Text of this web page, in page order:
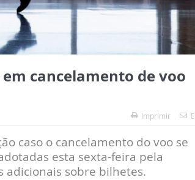
cancelamento de voo
Imprimir
caso o cancelamento do voo se
esta sexta-feira pela
adicionais sobre bilhetes.